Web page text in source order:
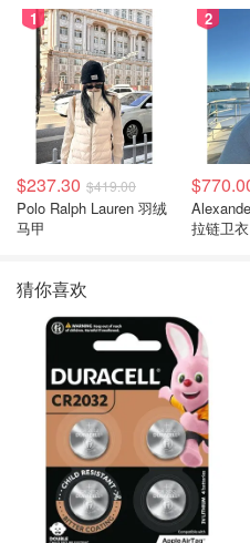
1
$237.30 $419.00
Polo Ralph Lauren 羽绒
马甲
2
拉链卫
猜你喜欢